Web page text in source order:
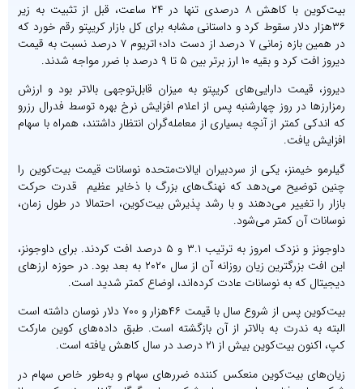
بیت‌کوین با کاهش ۸ درصدی تنها در ۲۴ ساعت، قبل از تثبیت به زیر
۳۶هزار دلار سقوط کرد و داستانی مشابه برای کل بازار کریپتو رقم خورد که
در همین بازه زمانی ۷ درصد از دست داد؛ اتریوم ۷ درصد نسبت به قیمت
دیروز افت کرد و بقیه ۱۰ ارز برتر بین ۵ تا ۹ درصد با ضرر مواجه شدند.
دیروز، قیمت دارایی‌های کریپتو به میزان قابل‌توجهی بالاتر بود و ارزش
رمزارزها در روز چهارشنبه پس از اعلام افزایش نرخ بهره توسط فدرال رزرو
که اندکی کمتر از آنچه بسیاری از معامله‌گران انتظار داشتند، همراه با سهام
افزایش یافت.
گیلرمو خیمنز، یکی از سردبیران ایالات‌متحده نوسانات قیمت بیت‌کوین را
چنین توضیح می‌دهد که نهنگ‌های بزرگ با ذخایر عظیم قدرت حرکت
بازار را تغییر می‌دهند و با رشد پذیرش بیت‌کوین، احتمالا در طول زمان،
نوسانات آن کمتر می‌شود.
داوجونز و نزدک امروز به ترتیب ۳.۱ و ۵ درصد افت کردند. برای داوجونز،
این افت بزرگترین زیان روزانه آن از سال ۲۰۲۰ به بعد بود. در حوزه ارزهای
دیجیتال که به نوسانات عادت کرده‌اند، اوضاع کمتر شدید است.
بیت‌کوین پس از شروع سال با قیمت ۴۶هزار و ۷۰۰ دلار نوسان داشته است
البته به ندرت به بالاتر از آن بازگشته است. طبق داده‌های کوین مارکت
کپ، اکنون بیت‌کوین بیش از ۲۱ درصد در سال کاهش یافته است.
زیان‌های بیت‌کوین منعکس کننده ضررهای سهام و به‌طور خاص سهام در